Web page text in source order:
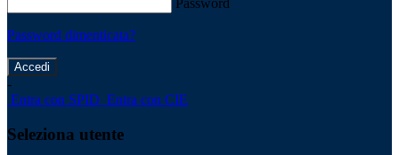
Password
Password dimenticata?
-
Entra con SPID Entra con CIE
Seleziona utente